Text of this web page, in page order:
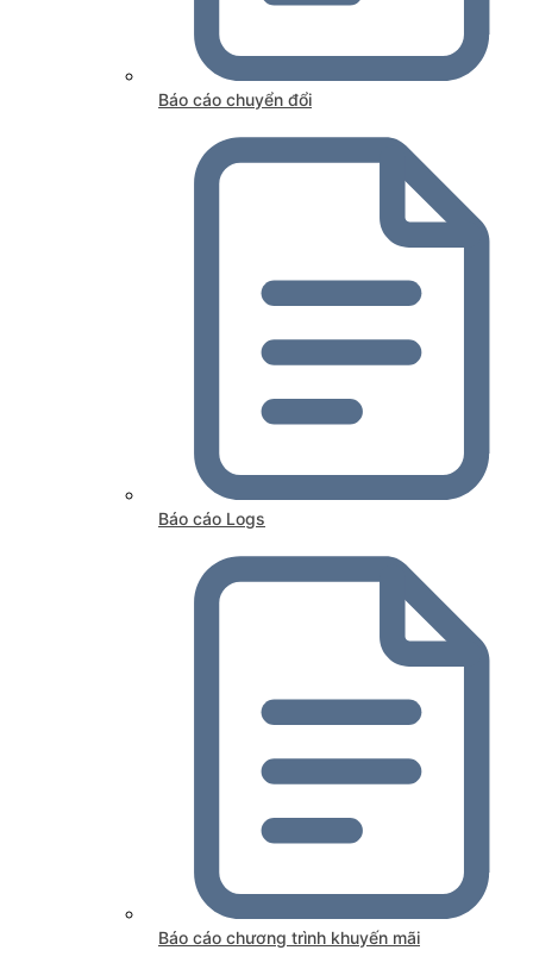
Báo cáo chuyển đổi
Báo cáo Logs
Báo cáo chương trình khuyến mãi